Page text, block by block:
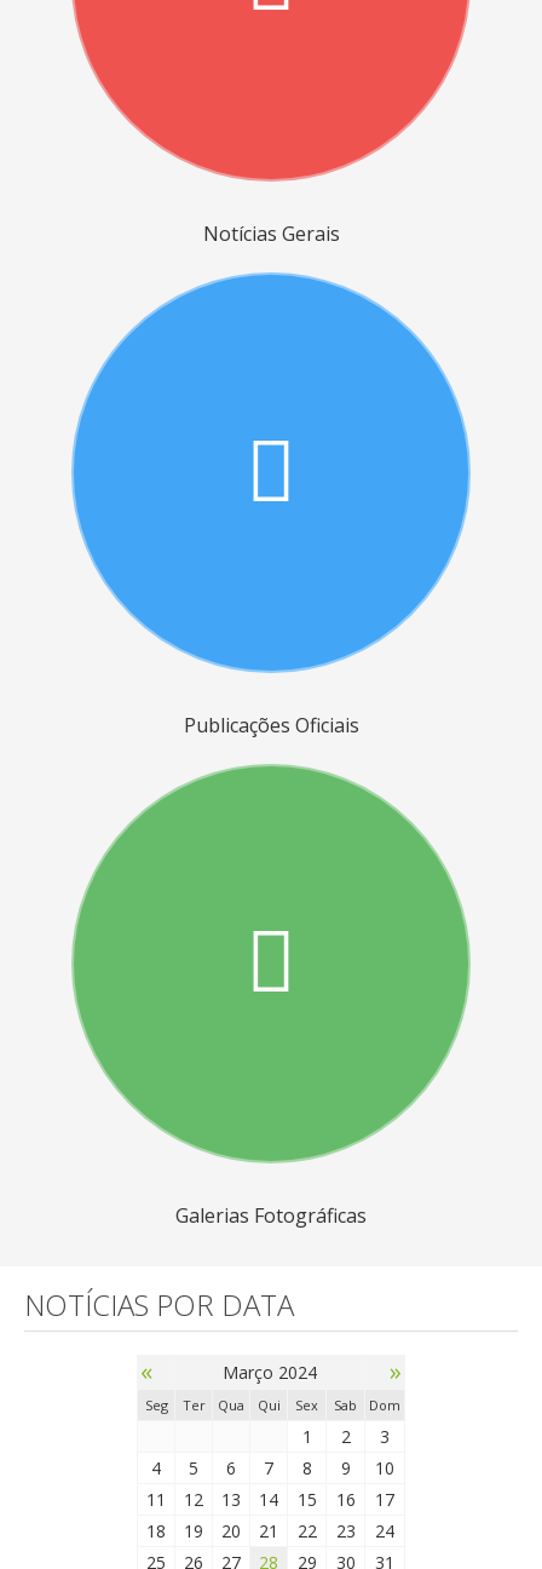
Notícias Gerais
Publicações Oficiais
Galerias Fotográficas
NOTÍCIAS POR DATA
« Março 2024 »
Seg Ter Qua Qui Sex Sab Dom
1 2
3
4
5 6 7 8 9
10
11
12 13 14 15 16
17
18
19 20 21 22 23
24
25
26 27 28 29 30 31